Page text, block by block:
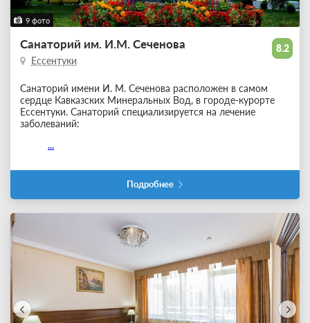
9 фото
8.2
Санаторий им. И.М. Сеченова
Ессентуки
Санаторий имени И. М. Сеченова расположен в самом
сердце Кавказских Минеральных Вод, в городе-курорте
Ессентуки. Санаторий специализируется на лечение
заболеваний:
...
Подробнее